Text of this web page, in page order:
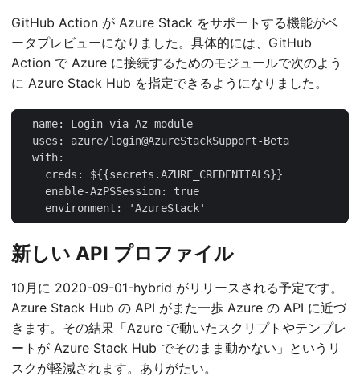
GitHub Action が Azure Stack をサポートする機能がベ
ータプレビューになりました。具体的には、GitHub
Action で Azure に接続するためのモジュールで次のよう
に Azure Stack Hub を指定できるようになりました。
    environment: 'AzureStack'
新しい API プロファイル
10月に 2020-09-01-hybrid がリリースされる予定です。
Azure Stack Hub の API がまた一歩 Azure の API に近づ
きます。その結果「Azure で動いたスクリプトやテンプレ
ートが Azure Stack Hub でそのまま動かない」というリ
スクが軽減されます。ありがたい。